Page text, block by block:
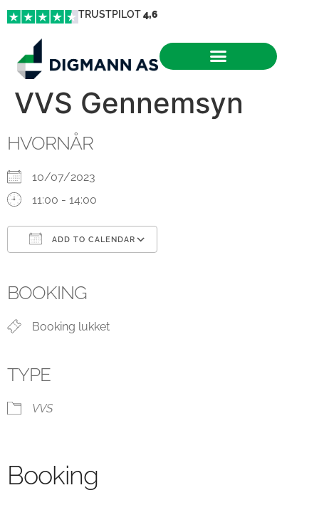
TRUSTPILOT4,6
VVS Gennemsyn
HVORNÅR
10/07/2023
11:00 - 14:00
ADD TO CALENDAR
BOOKING
Booking lukket
TYPE
VVS
Booking